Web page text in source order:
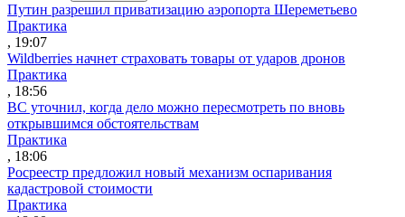
Путин разрешил приватизацию аэропорта Шереметьево
Практика
, 19:07
Wildberries начнет страховать товары от ударов дронов
Практика
, 18:56
ВС уточнил, когда дело можно пересмотреть по вновь
открывшимся обстоятельствам
Практика
, 18:06
Росреестр предложил новый механизм оспаривания
кадастровой стоимости
Практика